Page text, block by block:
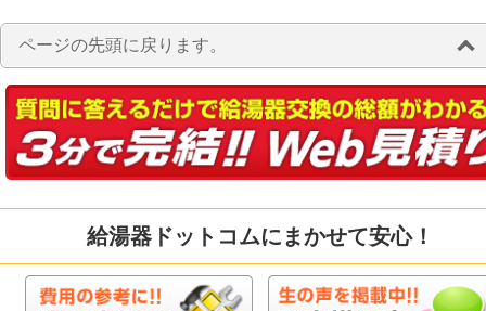
ページの先頭に戻ります。
給湯器ドットコムにまかせて安心！